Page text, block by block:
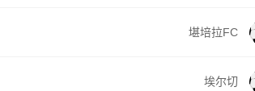
堪培拉FC
埃尔切